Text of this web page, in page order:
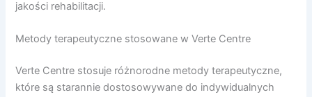
jakości rehabilitacji.
Metody terapeutyczne stosowane w Verte Centre
Verte Centre stosuje różnorodne metody terapeutyczne,
które są starannie dostosowywane do indywidualnych